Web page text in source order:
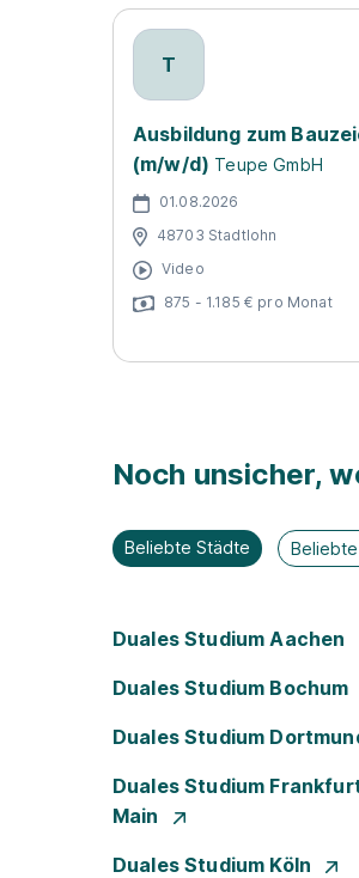
T
Ausbildung zum
(m/w/d) Teupe GmbH
01.08.2026
48703 Stadtlohn
Video
875 - 1.185 € pro Monat
Noch unsicher,
Beliebte Städte
Duales Studium Aachen
Duales Studium Bochum
Duales Studium
Duales Studium
Main
Duales Studium Köln